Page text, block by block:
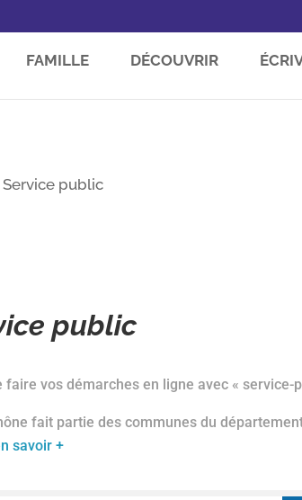
FAMILLE DÉCOUVRIR
public
public
vos démarches en ligne avec «
fait partie des communes du
savoir +